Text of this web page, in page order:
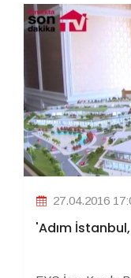
27.04.2016
'Adım